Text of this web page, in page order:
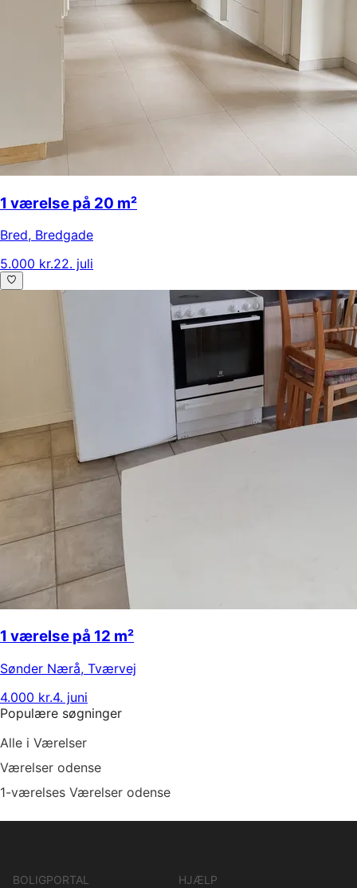
1 værelse på 20 m²
Bred, Bredgade
5.000 kr.22. juli
1 værelse på 12 m²
Sønder Nærå, Tværvej
4.000 kr.4. juni
Populære søgninger
Alle i Værelser
Værelser odense
1-værelses Værelser odense
BOLIGPORTAL
HJÆLP